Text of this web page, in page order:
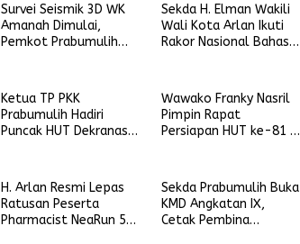
Survei Seismik 3D WK
Amanah Dimulai,
Pemkot Prabumulih
Sekda H. Elman Wakili
Wali Kota Arlan Ikuti
Rakor Nasional Bahas
Ketua TP PKK
Prabumulih Hadiri
Puncak HUT Dekranas
Wawako Franky Nasril
Pimpin Rapat
Persiapan HUT ke-81 RI
H. Arlan Resmi Lepas
Ratusan Peserta
Pharmacist NeaRun 5K
Sekda Prabumulih Buka
KMD Angkatan IX,
Cetak Pembina